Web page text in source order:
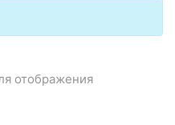
отображения